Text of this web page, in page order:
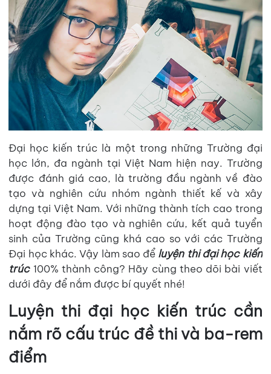
Đại học kiến trúc là một trong những Trường đại
học lớn, đa ngành tại Việt Nam hiện nay. Trường
được đánh giá cao, là trường đầu ngành về đào
tạo và nghiên cứu nhóm ngành thiết kế và xây
dựng tại Việt Nam. Với những thành tích cao trong
hoạt động đào tạo và nghiên cứu, kết quả tuyển
sinh của Trường cũng khá cao so với các Trường
Đại học khác. Vậy làm sao để luyện thi đại học kiến
trúc100% thành công? Hãy cùng theo dõi bài viết
dưới đây để nắm được bí quyết nhé!
Luyện thi đại học kiến trúc cần
nắm rõ cấu trúc đề thi và ba-rem
điểm